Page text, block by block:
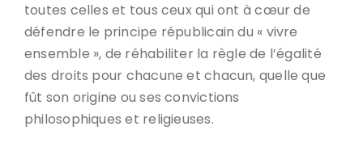
toutes celles et tous ceux qui ont à cœur de
défendre le principe républicain du « vivre
ensemble », de réhabiliter la règle de l’égalité
des droits pour chacune et chacun, quelle que
fût son origine ou ses convictions
philosophiques et religieuses.